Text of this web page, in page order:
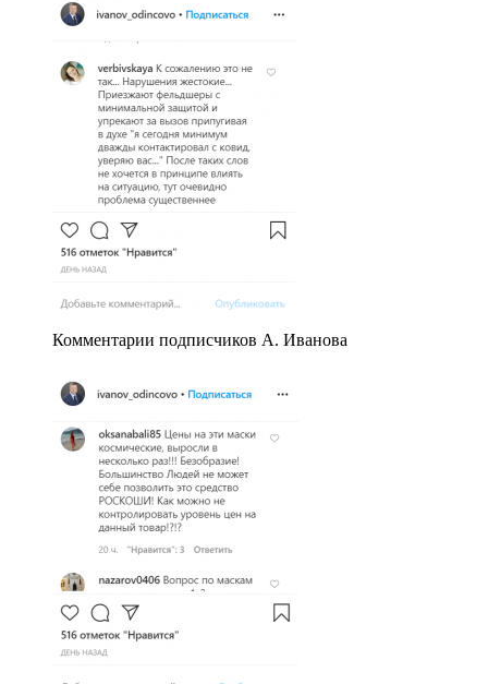
Комментарии подписчиков А. Иванова